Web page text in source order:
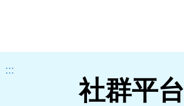
:::
社群平台